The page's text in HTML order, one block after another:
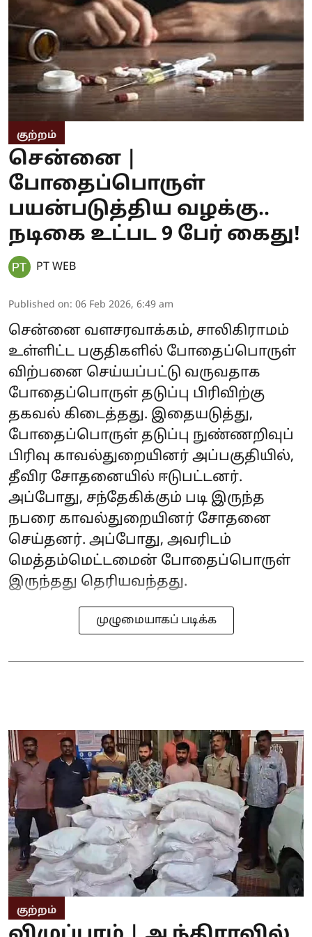
குற்றம்
சென்னை |
போதைப்பொருள்
பயன்படுத்திய வழக்கு..
நடிகை உட்பட 9 பேர் கைது!
PT WEB
Published on: 06 Feb 2026, 6:49 am
சென்னை வளசரவாக்கம், சாலிகிராமம்
உள்ளிட்ட பகுதிகளில் போதைப்பொருள்
விற்பனை செய்யப்பட்டு வருவதாக
போதைப்பொருள் தடுப்பு பிரிவிற்கு
தகவல் கிடைத்தது. இதையடுத்து,
போதைப்பொருள் தடுப்பு நுண்ணறிவுப்
பிரிவு காவல்துறையினர் அப்பகுதியில்,
தீவிர சோதனையில் ஈடுபட்டனர்.
அப்போது, சந்தேகிக்கும் படி இருந்த
நபரை காவல்துறையினர் சோதனை
செய்தனர். அப்போது, அவரிடம்
மெத்தம்மெட்டமைன் போதைப்பொருள்
இருந்தது தெரியவந்தது.
முழுமையாகப் படிக்க
குற்றம்